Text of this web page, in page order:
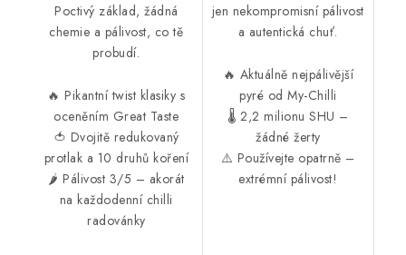
Poctivý základ, žádná
chemie a pálivost, co tě
probudí.
🔥 Pikantní twist klasiky s
oceněním Great Taste
🍅 Dvojitě redukovaný
protlak a 10 druhů koření
🌶️ Pálivost 3/5 – akorát
na každodenní chilli
radovánky
jen nekompromisní pálivost
a autentická chuť.
🔥 Aktuálně nejpálivější
pyré od My-Chilli
🌡️ 2,2 milionu SHU –
žádné žerty
⚠️ Používejte opatrně –
extrémní pálivost!